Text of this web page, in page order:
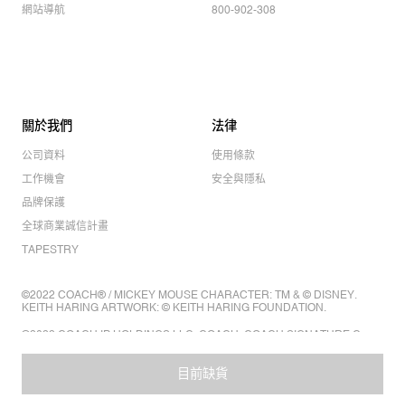
目前缺貨
網站導航
800-902-308
關於我們
公司資料
工作機會
品牌保護
全球商業誠信計畫
TAPESTRY
法律
使用條款
安全與隱私
©2022 COACH® / MICKEY MOUSE CHARACTER: TM & © DISNEY.
KEITH HARING ARTWORK: © KEITH HARING FOUNDATION.
©2022 COACH IP HOLDINGS LLC. COACH, COACH SIGNATURE C